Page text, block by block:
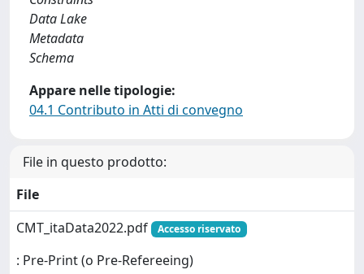
Data Lake
Metadata
Schema
Appare nelle tipologie:
04.1 Contributo in Atti di convegno
File in questo prodotto:
File
CMT_itaData2022.pdf
Accesso riservato
: Pre-Print (o Pre-Refereeing)